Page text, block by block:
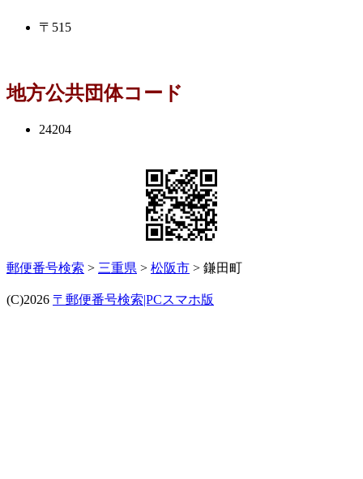
〒515
地方公共団体コード
24204
郵便番号検索 > 三重県 > 松阪市 > 鎌田町
(C)2026 〒郵便番号検索|PCスマホ版